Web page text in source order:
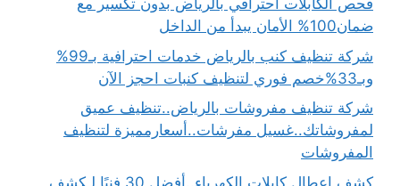
فحص الكابلات احترافي بالرياض بدون تكسير مع
ضمان100% الأمان يبدأ من الداخل
شركة تنظيف كنب بالرياض خدمات احترافية بـ99%
وبـ33%خصم فوري لتنظيف كنبات احجز الآن
شركة تنظيف مفروشات بالرياض..تنظيف عميق
لمفروشاتك..غسيل مفرشات..أسعارمميزة لتنظيف
المفروشات
كشف اعطال كابلات الكهرباء..أفضل 30 فنيًا لـكشف